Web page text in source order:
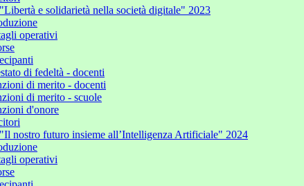
e solidarietà nella società digitale" 2023
operativi
di fedeltà - docenti
di merito - docenti
di merito - scuole
d'onore
nostro futuro insieme all’Intelligenza Artificiale" 2024
operativi